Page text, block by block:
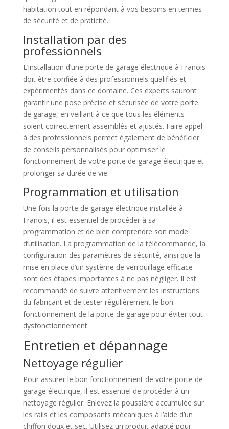
habitation tout en répondant à vos besoins en termes
de sécurité et de praticité.
Installation par des
professionnels
L’installation d’une porte de garage électrique à Franois
doit être confiée à des professionnels qualifiés et
expérimentés dans ce domaine. Ces experts sauront
garantir une pose précise et sécurisée de votre porte
de garage, en veillant à ce que tous les éléments
soient correctement assemblés et ajustés. Faire appel
à des professionnels permet également de bénéficier
de conseils personnalisés pour optimiser le
fonctionnement de votre porte de garage électrique et
prolonger sa durée de vie.
Programmation et utilisation
Une fois la porte de garage électrique installée à
Franois, il est essentiel de procéder à sa
programmation et de bien comprendre son mode
d’utilisation. La programmation de la télécommande, la
configuration des paramètres de sécurité, ainsi que la
mise en place d’un système de verrouillage efficace
sont des étapes importantes à ne pas négliger. Il est
recommandé de suivre attentivement les instructions
du fabricant et de tester régulièrement le bon
fonctionnement de la porte de garage pour éviter tout
dysfonctionnement.
Entretien et dépannage
Nettoyage régulier
Pour assurer le bon fonctionnement de votre porte de
garage électrique, il est essentiel de procéder à un
nettoyage régulier. Enlevez la poussière accumulée sur
les rails et les composants mécaniques à l’aide d’un
chiffon doux et sec. Utilisez un produit adapté pour